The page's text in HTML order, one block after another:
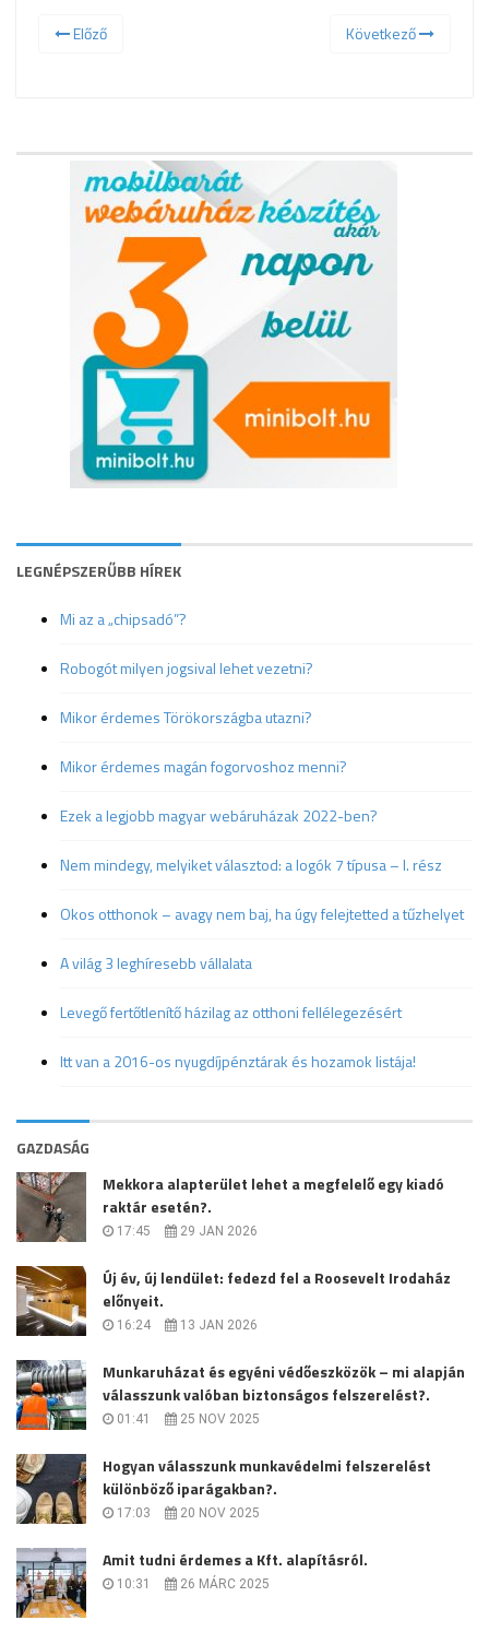
Előző Következő
LEGNÉPSZERŰBB HÍREK
Mi az a „chipsadó”?
Robogót milyen jogsival lehet vezetni?
Mikor érdemes Törökországba utazni?
Mikor érdemes magán fogorvoshoz menni?
Ezek a legjobb magyar webáruházak 2022-ben?
Nem mindegy, melyiket választod: a logók 7 típusa – I. rész
Okos otthonok – avagy nem baj, ha úgy felejtetted a tűzhelyet
A világ 3 leghíresebb vállalata
Levegő fertőtlenítő házilag az otthoni fellélegezésért
Itt van a 2016-os nyugdíjpénztárak és hozamok listája!
GAZDASÁG
Mekkora alapterület lehet a megfelelő egy kiadó
raktár esetén?.
17:45 29 JAN 2026
Új év, új lendület: fedezd fel a Roosevelt Irodaház
előnyeit.
16:24 13 JAN 2026
Munkaruházat és egyéni védőeszközök – mi alapján
válasszunk valóban biztonságos felszerelést?.
01:41 25 NOV 2025
Hogyan válasszunk munkavédelmi felszerelést
különböző iparágakban?.
17:03 20 NOV 2025
Amit tudni érdemes a Kft. alapításról.
10:31 26 MÁRC 2025